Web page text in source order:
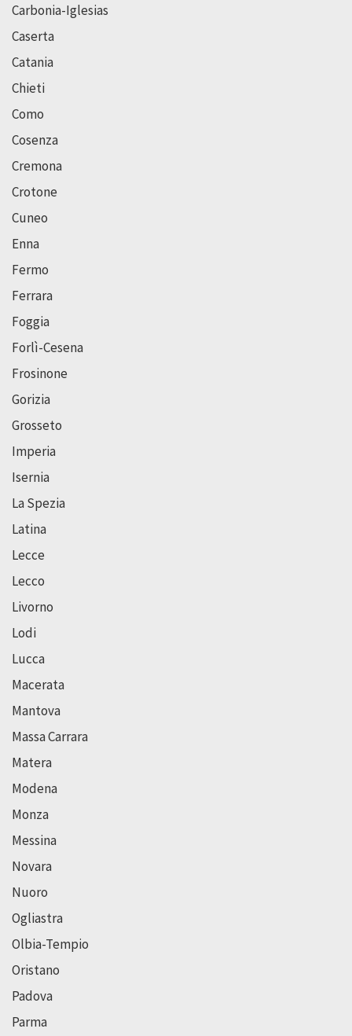
Carbonia-Iglesias
Caserta
Catania
Chieti
Como
Cosenza
Cremona
Crotone
Cuneo
Enna
Fermo
Ferrara
Foggia
Forlì-Cesena
Frosinone
Gorizia
Grosseto
Imperia
Isernia
La Spezia
Latina
Lecce
Lecco
Livorno
Lodi
Lucca
Macerata
Mantova
Massa Carrara
Matera
Modena
Monza
Messina
Novara
Nuoro
Ogliastra
Olbia-Tempio
Oristano
Padova
Parma